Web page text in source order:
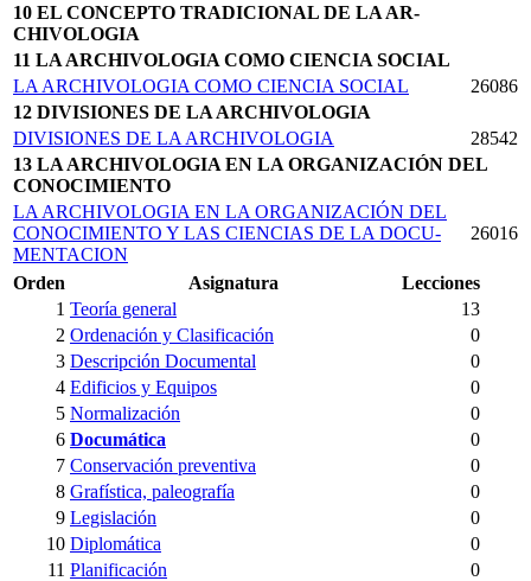
10 EL CONCEPTO TRADICIONAL DE LA AR­
CHIVOLOGIA
11 LA ARCHIVOLOGIA COMO CIENCIA SOCIAL
LA ARCHIVOLOGIA COMO CIENCIA SOCIAL
26086
12 DIVISIONES DE LA ARCHIVOLOGIA
DIVISIONES DE LA ARCHIVOLOGIA
28542
13 LA ARCHIVOLOGIA EN LA ORGANIZACIÓN DEL
CONOCIMIENTO
LA ARCHIVOLOGIA EN LA ORGANIZACIÓN DEL
CONOCIMIENTO Y LAS CIENCIAS DE LA DOCU­
MENTACION
26016
Orden Asignatura
Lecciones
1 Teoría general
13
2 Ordenación y Clasificación
0
3 Descripción Documental
0
4 Edificios y Equipos
0
5 Normalización
0
6 Documática
0
7 Conservación preventiva
0
8 Grafística, paleografía
0
9 Legislación
0
10 Diplomática
0
11 Planificación 0